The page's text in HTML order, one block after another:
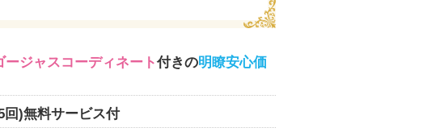
ージャスコーディネート付きの明瞭安心価
回)無料サービス付